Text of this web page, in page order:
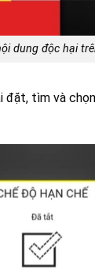
dung độc hại
đặt, tìm và chọn